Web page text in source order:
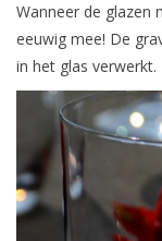
Wanneer de glazen
eeuwig mee! De
in het glas verwerkt.